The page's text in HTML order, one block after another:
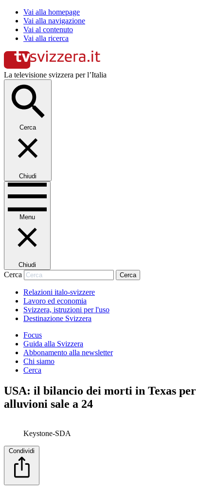
Vai alla homepage
Vai alla navigazione
Vai al contenuto
Vai alla ricerca
La televisione svizzera per l’Italia
Cerca
Chiudi
Menu
Chiudi
Cerca Cerca
Relazioni italo-svizzere
Lavoro ed economia
Svizzera, istruzioni per l'uso
Destinazione Svizzera
Focus
Guida alla Svizzera
Abbonamento alla newsletter
Chi siamo
Cerca
USA: il bilancio dei morti in Texas per
alluvioni sale a 24
Keystone-SDA
Condividi